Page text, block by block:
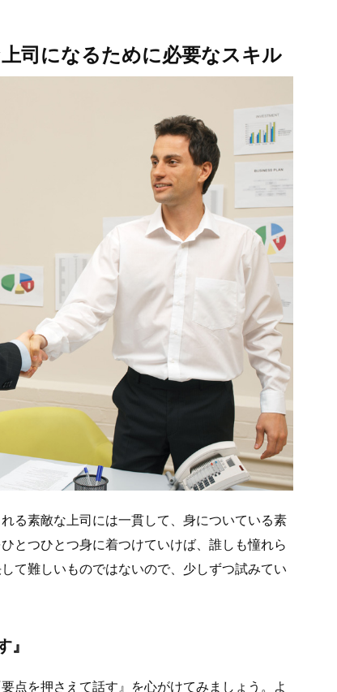
司になるために必要なスキル
る素敵な上司には一貫して、身についている素
とつひとつ身に着つけていけば、誰しも憧れら
て難しいものではないので、少しずつ試みてい
』
点を押さえて話す』を心がけてみましょう。よ